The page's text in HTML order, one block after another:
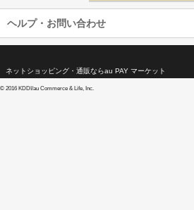
ヘルプ・お問い合わせ
ネットショッピング・通販ならau PAY マーケット
© 2016 KDDI/au Commerce & Life, Inc.